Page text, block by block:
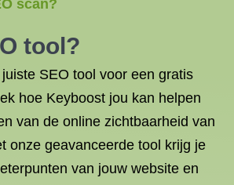
scan?
tool?
SEO tool voor een gratis
hoe Keyboost jou kan helpen
van de online zichtbaarheid van
onze geavanceerde tool krijg je
van jouw website en